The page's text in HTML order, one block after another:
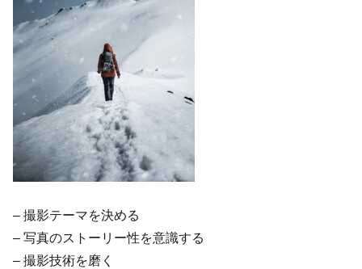
– 撮影テーマを決める
– 写真のストーリー性を意識する
– 撮影技術を磨く